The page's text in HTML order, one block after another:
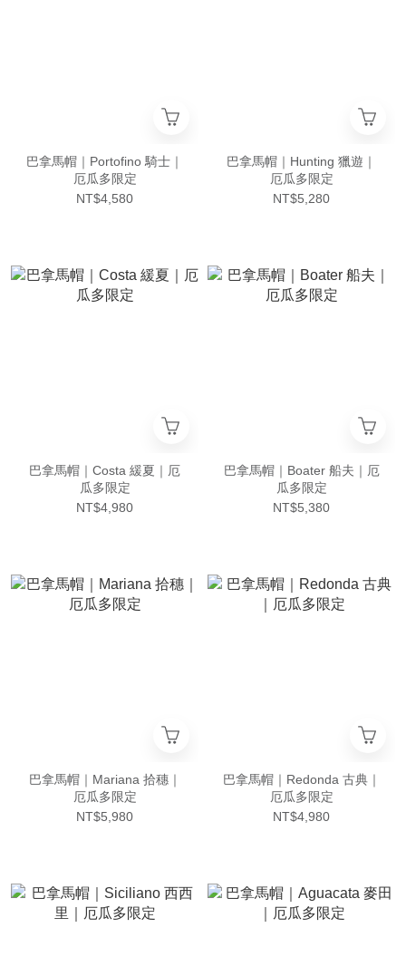
巴拿馬帽｜Portofino 騎士｜
厄瓜多限定
NT$4,580
巴拿馬帽｜Hunting 獵遊｜
厄瓜多限定
NT$5,280
巴拿馬帽｜Costa 緩夏｜厄
瓜多限定
NT$4,980
巴拿馬帽｜Boater 船夫｜厄
瓜多限定
NT$5,380
巴拿馬帽｜Mariana 拾穗｜
厄瓜多限定
NT$5,980
巴拿馬帽｜Redonda 古典｜
厄瓜多限定
NT$4,980